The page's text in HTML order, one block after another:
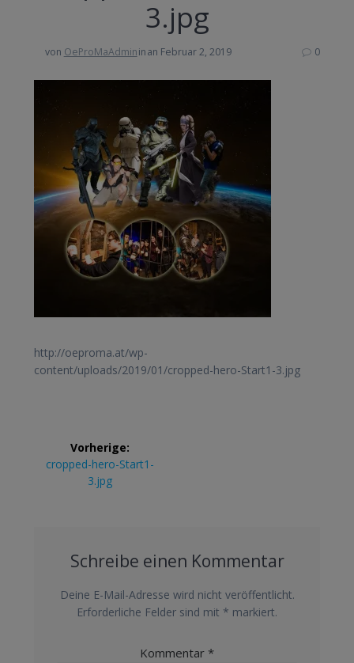
3.jpg
von OeProMaAdmininan Februar 2, 2019 0
http://oeproma.at/wp-
content/uploads/2019/01/cropped-hero-Start1-3.jpg
Beitrags-
Navigation
Vorherige:
Vorheriger
cropped-hero-Start1-
3.jpg
Schreibe einen Kommentar
Deine E-Mail-Adresse wird nicht veröffentlicht.
Erforderliche Felder sind mit * markiert.
Kommentar *